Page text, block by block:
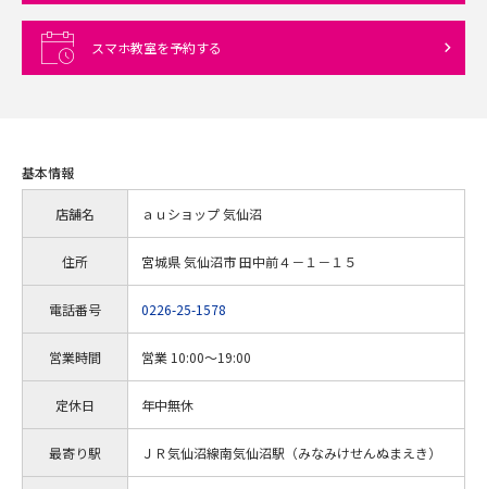
スマホ教室を予約する
基本情報
店舗名 ａｕショップ 気仙沼
住所 宮城県 気仙沼市 田中前４－１－１５
電話番号 0226-25-1578
営業時間 営業 10:00～19:00
定休日 年中無休
最寄り駅 ＪＲ気仙沼線南気仙沼駅（みなみけせんぬまえき）